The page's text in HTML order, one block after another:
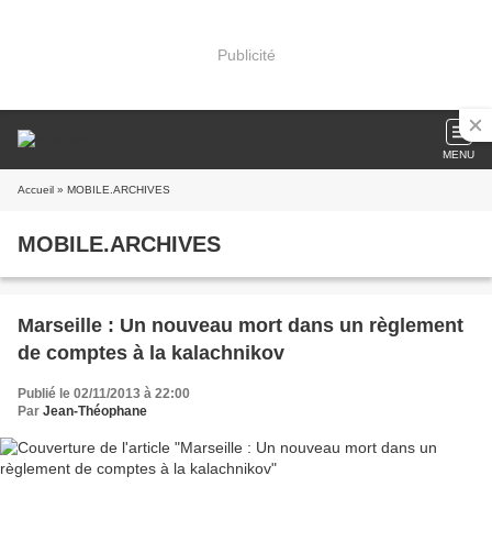
Publicité
MENU
Accueil » MOBILE.ARCHIVES
MOBILE.ARCHIVES
Marseille : Un nouveau mort dans un règlement
de comptes à la kalachnikov
Publié le 02/11/2013 à 22:00
Par Jean-Théophane